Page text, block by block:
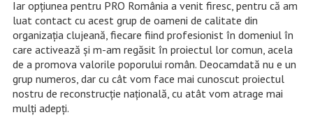
Iar opțiunea pentru PRO România a venit firesc, pentru că am
luat contact cu acest grup de oameni de calitate din
organizația clujeană, fiecare fiind profesionist în domeniul în
care activează și m-am regăsit în proiectul lor comun, acela
de a promova valorile poporului român. Deocamdată nu e un
grup numeros, dar cu cât vom face mai cunoscut proiectul
nostru de reconstrucție națională, cu atât vom atrage mai
mulți adepți.